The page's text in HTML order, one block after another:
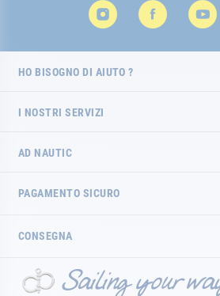
HO BISOGNO DI AIUTO ?
I NOSTRI SERVIZI
AD NAUTIC
PAGAMENTO SICURO
CONSEGNA